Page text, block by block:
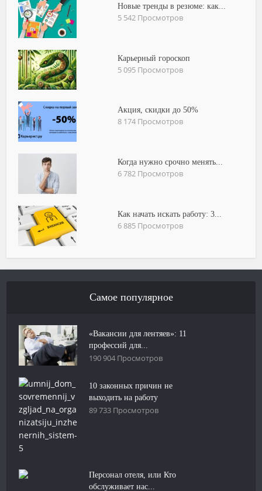
Новые тренды в резюме: как...
5 542 Просмотров
Карьерный гороскоп
5 095 Просмотров
Акция, скидки до 50%
8 174 Просмотров
Когда нужно срочно менять...
6 782 Просмотров
Как начать искать работу: 3...
6 885 Просмотров
Самое популярное
«Вакансии для лентяев»: 11
профессий для...
190 904 Просмотров
10 законных причин не
выходить на работу
89 733 Просмотров
Персонал отеля, или Кто
обслуживает нас...